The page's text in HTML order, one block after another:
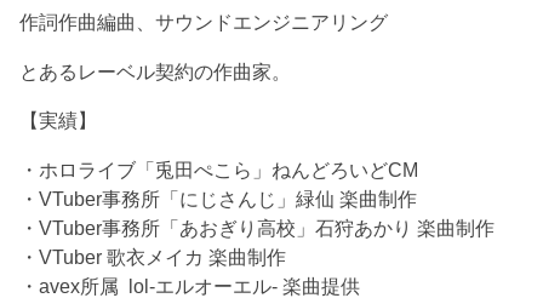
作詞作曲編曲、サウンドエンジニアリング
とあるレーベル契約の作曲家。
【実績】
・ホロライブ「兎田ぺこら」ねんどろいどCM
・VTuber事務所「にじさんじ」緑仙 楽曲制作
・VTuber事務所「あおぎり高校」石狩あかり 楽曲制作
・VTuber 歌衣メイカ 楽曲制作
・avex所属 lol-エルオーエル- 楽曲提供